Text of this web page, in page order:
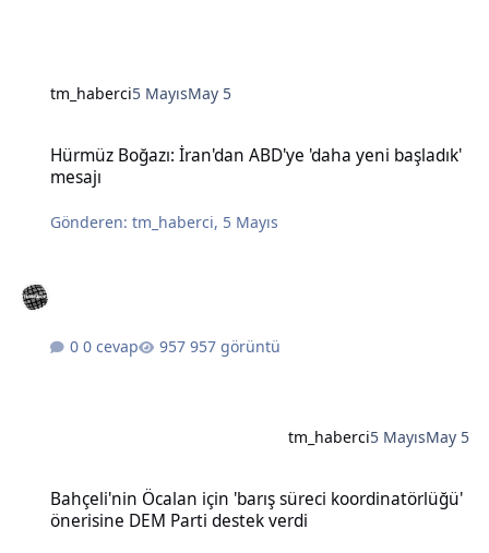
tm_haberci5 MayısMay 5
Hürmüz Boğazı: İran'dan ABD'ye 'daha yeni başladık'
mesajı
Gönderen:tm_haberci, 5 Mayıs
0 cevap 957 görüntü
tm_haberci5 MayısMay 5
Bahçeli'nin Öcalan için 'barış süreci koordinatörlüğü'
önerisine DEM Parti destek verdi